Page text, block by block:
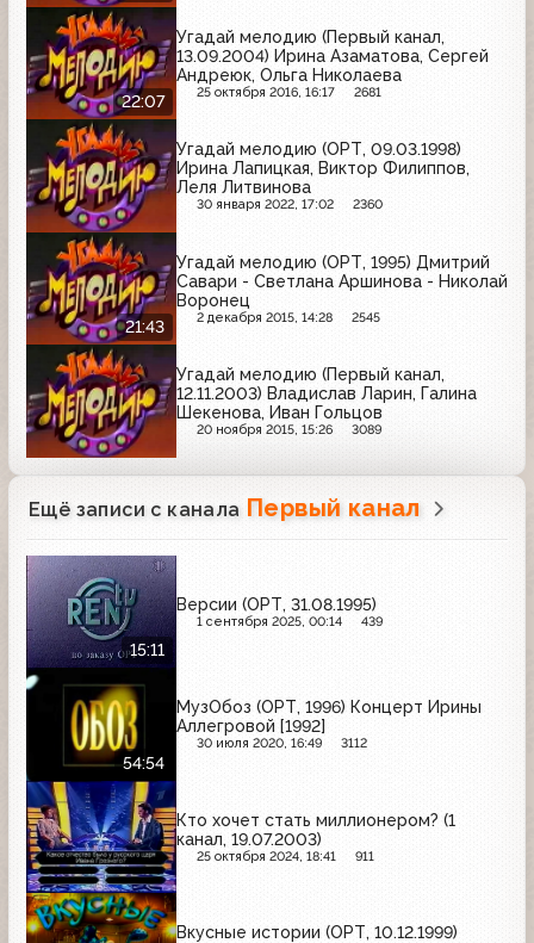
22:07
Угадай мелодию (Первый канал,
13.09.2004) Ирина Азаматова, Сергей
Андреюк, Ольга Николаева
25 октября 2016, 16:17 2681
Угадай мелодию (ОРТ, 09.03.1998)
Ирина Лапицкая, Виктор Филиппов,
Леля Литвинова
30 января 2022, 17:02 2360
21:43
Угадай мелодию (ОРТ, 1995) Дмитрий
Савари - Светлана Аршинова - Николай
Воронец
2 декабря 2015, 14:28 2545
Угадай мелодию (Первый канал,
12.11.2003) Владислав Ларин, Галина
Шекенова, Иван Гольцов
20 ноября 2015, 15:26 3089
Ещё записи с канала Первый канал
15:11
Версии (ОРТ, 31.08.1995)
1 сентября 2025, 00:14 439
54:54
МузОбоз (ОРТ, 1996) Концерт Ирины
Аллегровой [1992]
30 июля 2020, 16:49 3112
Кто хочет стать миллионером? (1
канал, 19.07.2003)
25 октября 2024, 18:41 911
Вкусные истории (ОРТ, 10.12.1999)